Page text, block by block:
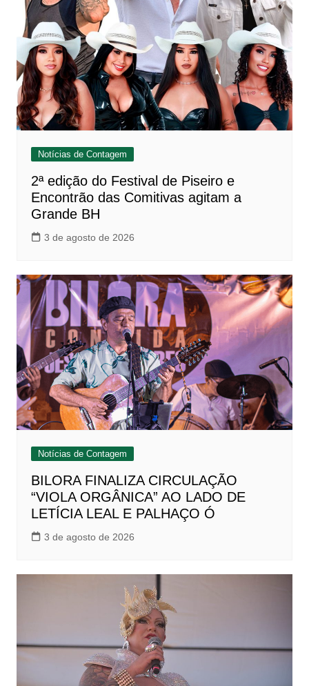
Notícias de Contagem
2ª edição do Festival de Piseiro e
Encontrão das Comitivas agitam a
Grande BH
3 de agosto de 2026
Notícias de Contagem
BILORA FINALIZA CIRCULAÇÃO
“VIOLA ORGÂNICA” AO LADO DE
LETÍCIA LEAL E PALHAÇO Ó
3 de agosto de 2026